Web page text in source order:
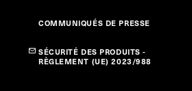
COMMUNIQUÉS DE PRESSE
SÉCURITÉ DES PRODUITS -
RÈGLEMENT (UE) 2023/988